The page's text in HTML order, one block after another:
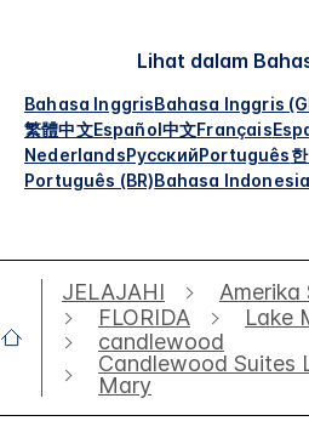
Lihat dalam
Bahasa InggrisBahasa Inggris
繁體中文Español中文Français
NederlandsРусскийPortuguês
Português (BR)Bahasa Indonesia
JELAJAHI
Amerika
FLORIDA
Lake
candlewood
Candlewood Suites
Mary